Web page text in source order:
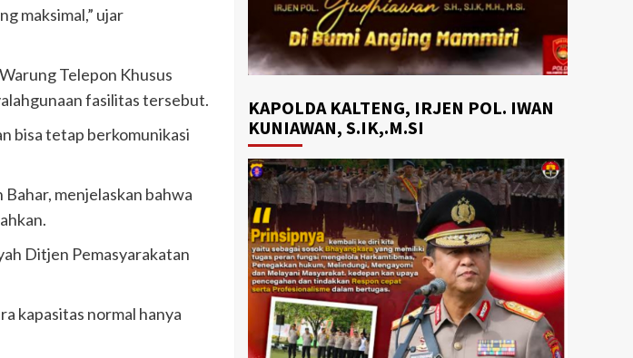
maksimal,” ujar
Telepon Khusus
fasilitas tersebut.
bisa tetap berkomunikasi
menjelaskan bahwa
Ditjen Pemasyarakatan
kapasitas normal hanya
KAPOLDA KALTENG, IRJEN POL. IWAN
KUNIAWAN, S.IK,.M.SI